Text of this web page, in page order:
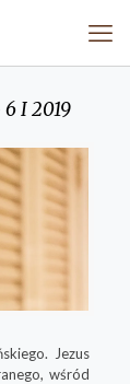
I 2019
Jezus
wśród